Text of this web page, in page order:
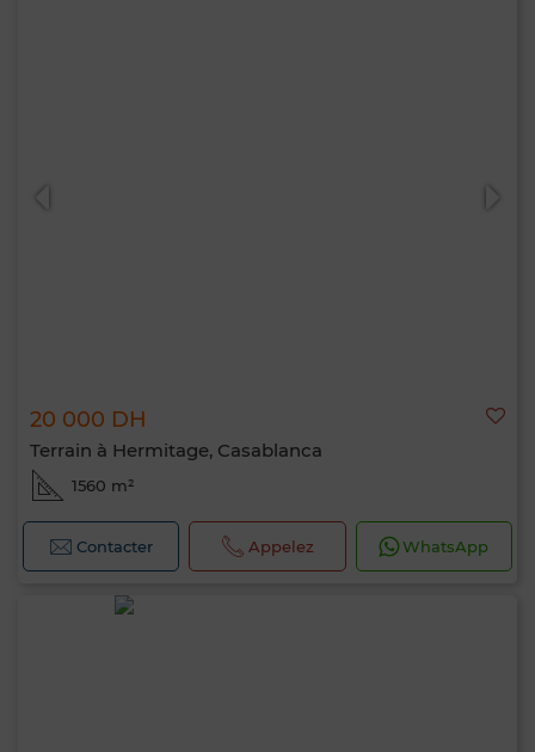
20 000 DH
Terrain à Hermitage, Casablanca
1560 m²
Contacter Appelez WhatsApp